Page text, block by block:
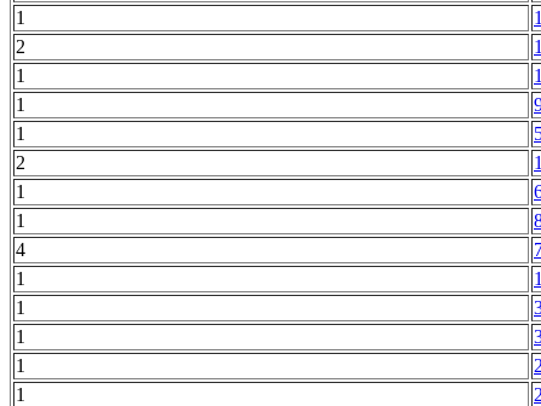
1
2
1
1
1
2
1
1
4
1
1
1
1
1